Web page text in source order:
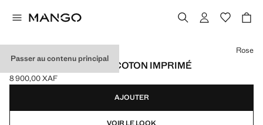
Passer au contenu principal
T-SHIRT OVERSIZE EN COTON IMPRIMÉ
Prix actuel [8 900,00 XAF ]
8 900,00 XAF
Choisissez une couleur
Rose
AJOUTER